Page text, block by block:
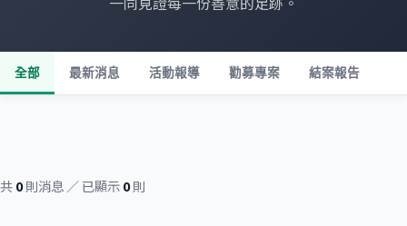
全部 最新消息 活動報導 勸募專案 結案報告
共0則消息 ／ 已顯示0則